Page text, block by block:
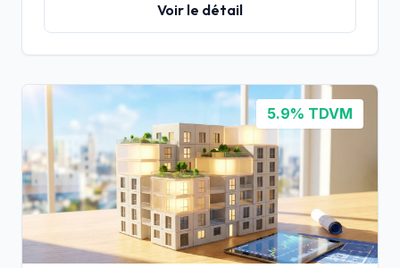
Voir le détail
5.9% TDVM